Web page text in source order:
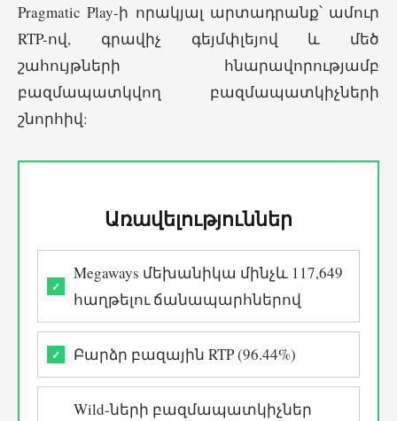
Pragmatic Play-ի որակյալ արտադրանք՝ ամուր
RTP-ով, գրավիչ գեյմփլեյով և մեծ
շահույթների հնարավորությամբ
բազմապատկվող բազմապատկիչների
շնորհիվ:
Առավելություններ
Megaways մեխանիկա մինչև 117,649
հաղթելու ճանապարհներով
Բարձր բազային RTP (96.44%)
Wild-ների բազմապատկիչներ